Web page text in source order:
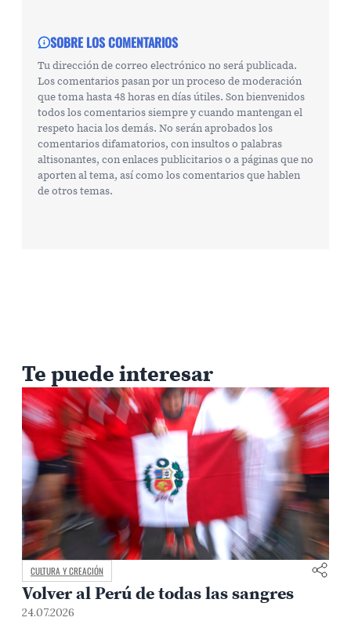
SOBRE LOS COMENTARIOS
Tu dirección de correo electrónico no será publicada.
Los comentarios pasan por un proceso de moderación
que toma hasta 48 horas en días útiles. Son bienvenidos
todos los comentarios siempre y cuando mantengan el
respeto hacia los demás. No serán aprobados los
comentarios difamatorios, con insultos o palabras
altisonantes, con enlaces publicitarios o a páginas que no
aporten al tema, así como los comentarios que hablen
de otros temas.
Te puede interesar
CULTURA Y CREACIÓN
Volver al Perú de todas las sangres
24.07.2026